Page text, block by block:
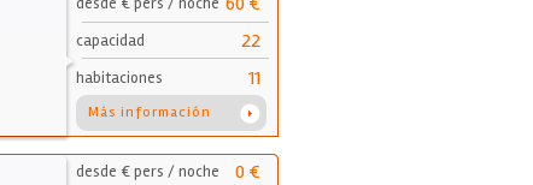
capacidad 22
habitaciones 11
Más información
desde € pers / noche 0 €